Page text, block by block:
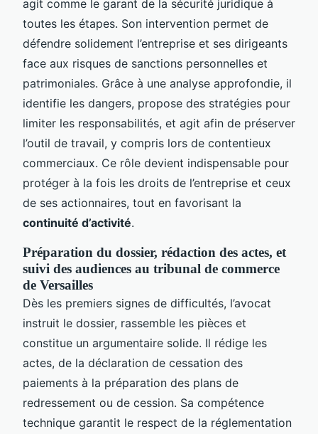
agit comme le garant de la sécurité juridique à
toutes les étapes. Son intervention permet de
défendre solidement l’entreprise et ses dirigeants
face aux risques de sanctions personnelles et
patrimoniales. Grâce à une analyse approfondie, il
identifie les dangers, propose des stratégies pour
limiter les responsabilités, et agit afin de préserver
l’outil de travail, y compris lors de contentieux
commerciaux. Ce rôle devient indispensable pour
protéger à la fois les droits de l’entreprise et ceux
de ses actionnaires, tout en favorisant la
continuité d’activité.
Préparation du dossier, rédaction des actes, et
suivi des audiences au tribunal de commerce
de Versailles
Dès les premiers signes de difficultés, l’avocat
instruit le dossier, rassemble les pièces et
constitue un argumentaire solide. Il rédige les
actes, de la déclaration de cessation des
paiements à la préparation des plans de
redressement ou de cession. Sa compétence
technique garantit le respect de la réglementation